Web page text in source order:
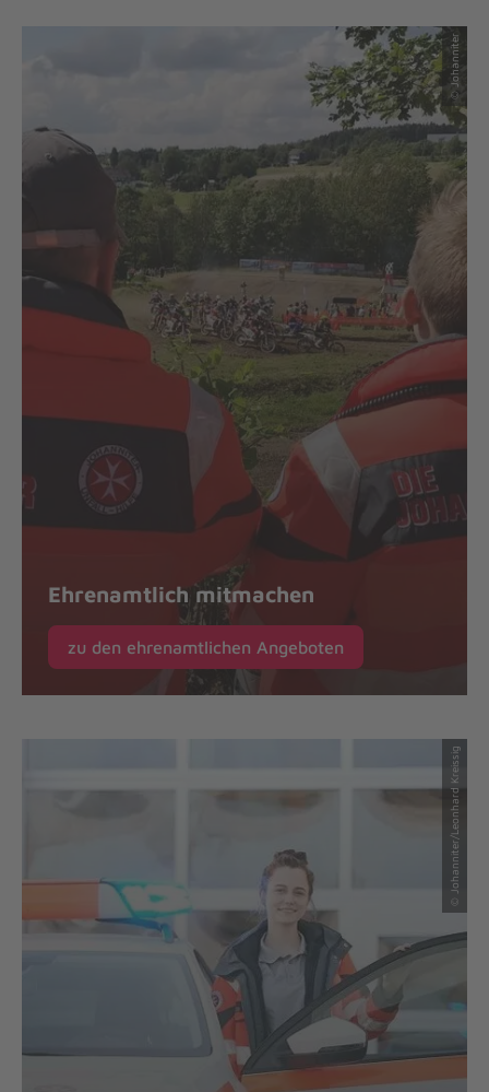
© Johanniter
Ehrenamtlich mitmachen
zu den ehrenamtlichen Angeboten
© Johanniter/Leonhard Kreissig